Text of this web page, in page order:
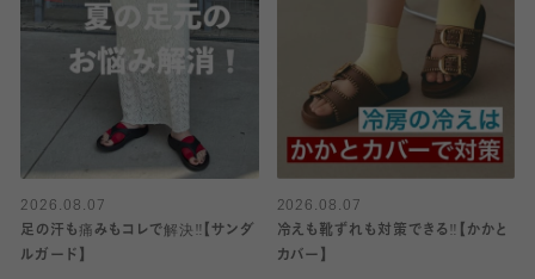
2026.08.07
足の汗も痛みもコレで解決‼️【サンダ
ルガード】
2026.08.07
冷えも靴ずれも対策できる‼️【かかと
カバー】